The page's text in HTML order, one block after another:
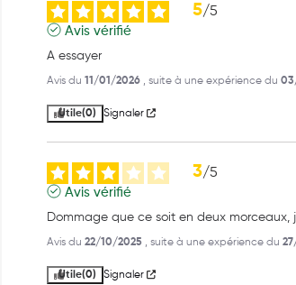
5/5
Avis vérifié
A essayer
Avis du 11/01/2026 , suite à une expérience du
Utile(0) Signaler
3/5
Avis vérifié
Dommage que ce soit en deux
Avis du 22/10/2025 , suite à une expérience du
Utile(0) Signaler